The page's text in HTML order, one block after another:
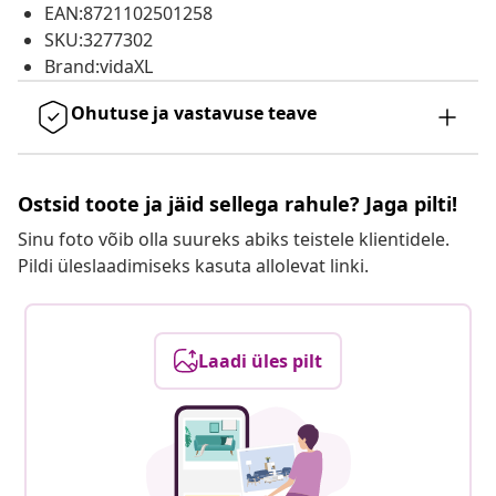
EAN:8721102501258
SKU:3277302
Brand:vidaXL
Ohutuse ja vastavuse teave
Ostsid toote ja jäid sellega rahule? Jaga pilti!
Sinu foto võib olla suureks abiks teistele klientidele.
Pildi üleslaadimiseks kasuta allolevat linki.
Laadi üles pilt